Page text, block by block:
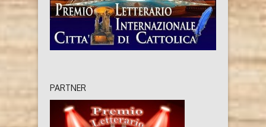
PARTNER